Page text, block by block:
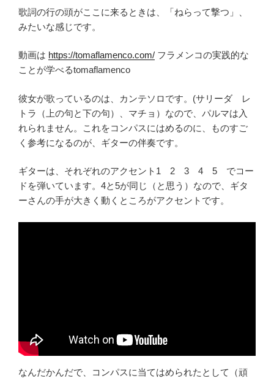
歌詞の行の頭がここに来るときは、「ねらって撃つ」、
みたいな感じです。
動画は https://tomaflamenco.com/ フラメンコの実践的な
ことが学べるtomaflamenco
彼女が歌っているのは、カンテソロです。(サリーダ レ
トラ（上の句と下の句）、マチョ）なので、パルマは入
れられません。これをコンパスにはめるのに、ものすご
く参考になるのが、ギターの伴奏です。
ギターは、それぞれのアクセント1 2 3 4 5 でコー
ドを弾いています。4と5が同じ（と思う）なので、ギタ
ーさんの手が大きく動くところがアクセントです。
なんだかんだで、コンパスに当てはめられたとして（頑